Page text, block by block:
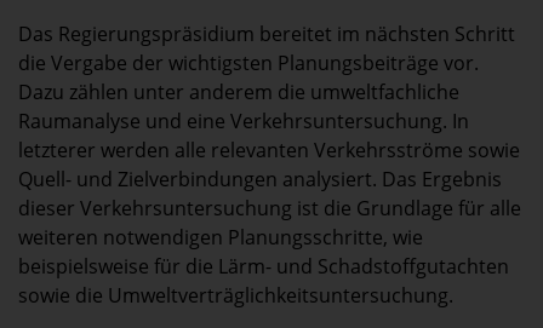
Das Regierungspräsidium bereitet im nächsten Schritt
die Vergabe der wichtigsten Planungsbeiträge vor.
Dazu zählen unter anderem die umweltfachliche
Raumanalyse und eine Verkehrsuntersuchung. In
letzterer werden alle relevanten Verkehrsströme sowie
Quell- und Zielverbindungen analysiert. Das Ergebnis
dieser Verkehrsuntersuchung ist die Grundlage für alle
weiteren notwendigen Planungsschritte, wie
beispielsweise für die Lärm- und Schadstoffgutachten
sowie die Umweltverträglichkeitsuntersuchung.